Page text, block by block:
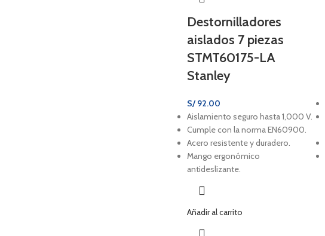
Destornilladores
aislados 7 piezas
STMT60175-LA
Stanley
S/92.00
Aislamiento seguro hasta 1,000 V.
Cumple con la norma EN60900.
Acero resistente y duradero.
Mango ergonómico
antideslizante.
Añadir al carrito